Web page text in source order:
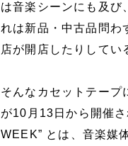
は音楽シーンにも及び
れは新品・中古品問わ
店が開店したりしてい
そんなカセットテー
が10月13日から開催
WEEK” とは、音楽媒